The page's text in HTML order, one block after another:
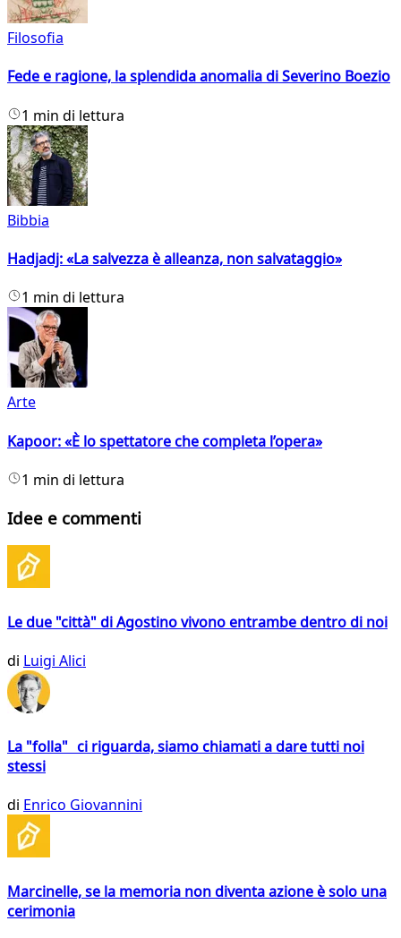
Filosofia
Fede e ragione, la splendida anomalia di Severino Boezio
1 min di lettura
Bibbia
Hadjadj: «La salvezza è alleanza, non salvataggio»
1 min di lettura
Arte
Kapoor: «È lo spettatore che completa l’opera»
1 min di lettura
Idee e commenti
Le due "città" di Agostino vivono entrambe dentro di noi
di Luigi Alici
La "folla" ci riguarda, siamo chiamati a dare tutti noi
stessi
di Enrico Giovannini
Marcinelle, se la memoria non diventa azione è solo una
cerimonia